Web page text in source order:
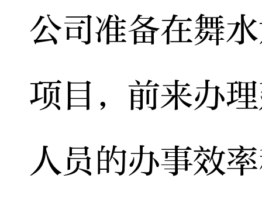
公司准备在舞
项目，前来办
人员的办事效